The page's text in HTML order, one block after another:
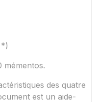
*)
mémentos.
des quatre
est un aide-